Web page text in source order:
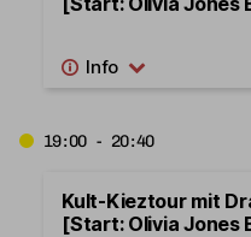
19:00 - 20:40
Kult-Kieztour mit
[Start: Olivia Jones